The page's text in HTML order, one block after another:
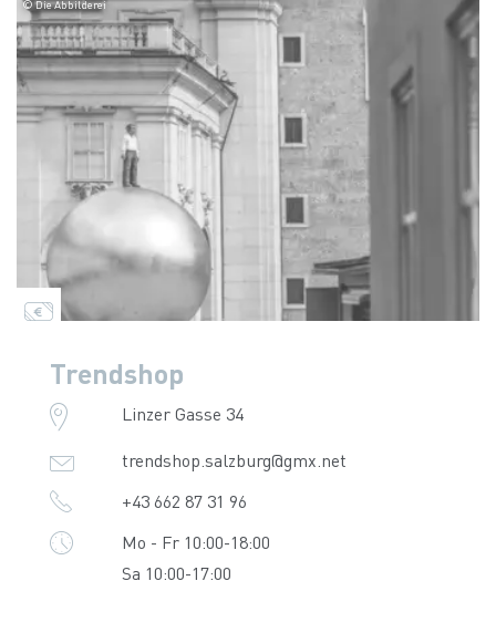
© Die Abbilderei
Trendshop
Linzer Gasse 34
trendshop.salzburg@gmx.net
+43 662 87 31 96
Mo - Fr 10:00-18:00
Sa 10:00-17:00